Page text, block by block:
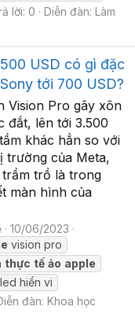
lời: 0 Diễn đàn: Làm
USD có gì đặc
tới 700 USD?
Vision Pro gây xôn
đắt, lên tới 3.500
khác hẳn so với
trường của Meta,
trầm trồ là trong
màn hình của
10/06/2023
vision pro
thực tế ảo apple
hiển vi
đàn: Khoa học